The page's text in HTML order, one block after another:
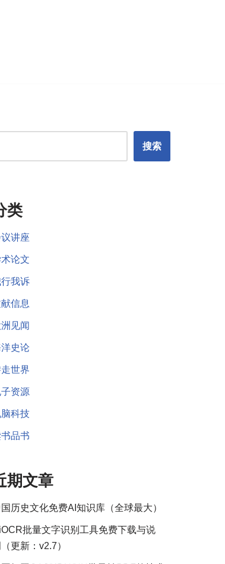
搜索
类
讲座
论文
我诉
信息
见闻
史论
世界
资源
科技
品书
期文章
历史文化免费AI知识库（全球最大）
批量文字识别工具免费下载与说
更新：v2.7）